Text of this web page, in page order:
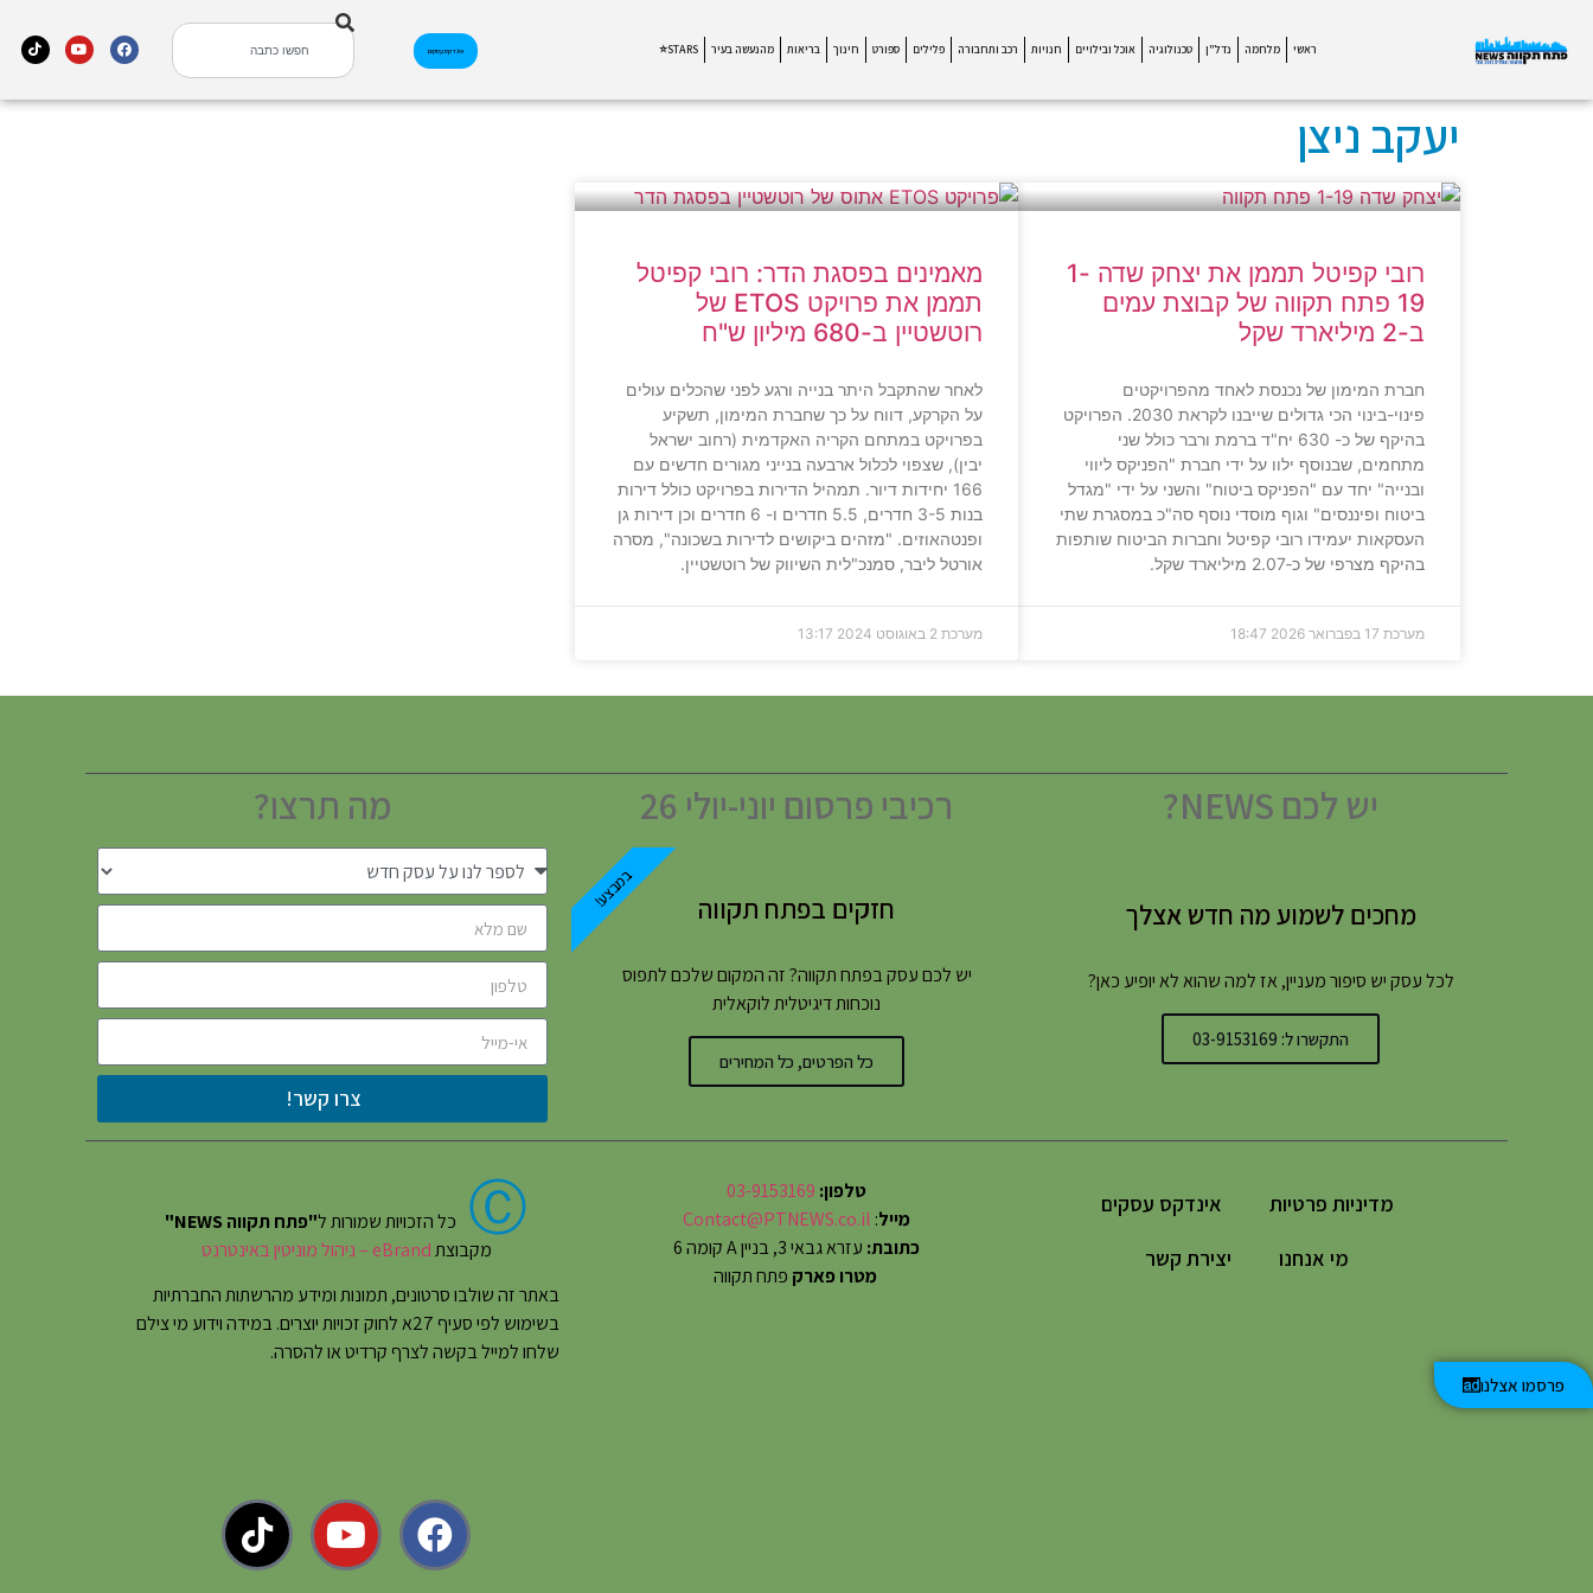
ראשי מלחמה נדל"ן טכנולוגיה אוכל ובילויים חנויות רכב ותחבורה פלילים ספורט חינוך בריאות מהנעשה בעיר STARS⭐ אינדקס עסקים
יעקב ניצן
רובי קפיטל תממן את יצחק שדה 1-
19 פתח תקווה של קבוצת עמים
ב-2 מיליארד שקל
חברת המימון של נכנסת לאחד מהפרויקטים
פינוי-בינוי הכי גדולים שייבנו לקראת 2030. הפרויקט
בהיקף של כ- 630 יח"ד ברמת ורבר כולל שני
מתחמים, שבנוסף ילוו על ידי חברת "הפניקס ליווי
ובנייה" יחד עם "הפניקס ביטוח" והשני על ידי "מגדל
ביטוח ופיננסים" וגוף מוסדי נוסף סה"כ במסגרת שתי
העסקאות יעמידו רובי קפיטל וחברות הביטוח שותפות
בהיקף מצרפי של כ‑2.07 מיליארד שקל.
מערכת 17 בפברואר 2026 18:47
מאמינים בפסגת הדר: רובי קפיטל
תממן את פרויקט ETOS של
רוטשטיין ב-680 מיליון ש"ח
לאחר שהתקבל היתר בנייה ורגע לפני שהכלים עולים
על הקרקע, דווח על כך שחברת המימון, תשקיע
בפרויקט במתחם הקריה האקדמית (רחוב ישראל
יבין), שצפוי לכלול ארבעה בנייני מגורים חדשים עם
166 יחידות דיור. תמהיל הדירות בפרויקט כולל דירות
בנות 3-5 חדרים, 5.5 חדרים ו- 6 חדרים וכן דירות גן
ופנטהאוזים. "מזהים ביקושים לדירות בשכונה", מסרה
אורטל ליבר, סמנכ"לית השיווק של רוטשטיין.
מערכת2 באוגוסט 2024 13:17
פרסמו אצלנו
יש לכם NEWS?
מחכים לשמוע מה חדש אצלך
לכל עסק יש סיפור מעניין, אז למה שהוא לא יופיע כאן?
התקשרו ל: 03-9153169
רכיבי פרסום יוני-יולי 26
חזקים בפתח תקווה
יש לכם עסק בפתח תקווה? זה המקום שלכם לתפוס
נוכחות דיגיטלית לוקאלית
כל הפרטים, כל המחירים
במבצע!
מה תרצו?
צרו קשר!
מדיניות פרטיות
אינדקס עסקים
מי אנחנו
יצירת קשר
טלפון: 03-9153169
מייל:
Contact@PTNEWS.co.il
כתובת: עזרא גבאי 3, בניין A קומה 6
מטרו פארק פתח תקווה
Ⓒ כל הזכויות שמורות ל"פתח תקווה NEWS"
מקבוצתeBrand – ניהול מוניטין באינטרנט
באתר זה שולבו סרטונים, תמונות ומידע מהרשתות החברתיות
בשימוש לפי סעיף 27א לחוק זכויות יוצרים. במידה וידוע מי צילם
שלחו למייל בקשה לצרף קרדיט או להסרה.